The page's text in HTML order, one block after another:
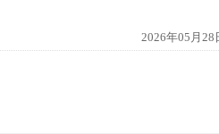
2026年05月